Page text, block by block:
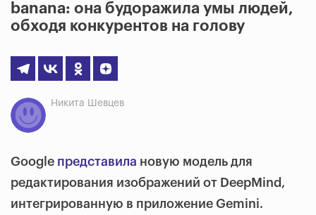
banana: она будоражила умы людей,
обходя конкурентов на голову
Никита Шевцев
Google представила новую модель для
редактирования изображений от DeepMind,
интегрированную в приложение Gemini.